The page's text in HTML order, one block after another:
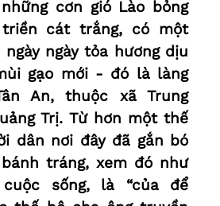
cơn gió Lào bỏng
cát trắng, có một
ngày ngày tỏa hương dịu
gạo mới - đó là làng
An, thuộc xã Trung
Trị. Từ hơn một thế
dân nơi đây đã gắn bó
tráng, xem đó như
sống, là “của để